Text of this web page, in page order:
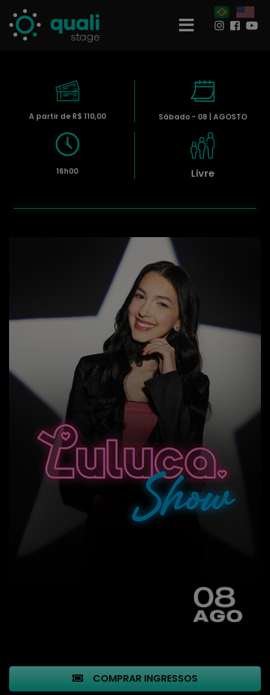
A partir de R$ 110,00 Sábado - 08 | AGOSTO
16h00 Livre
COMPRAR INGRESSOS